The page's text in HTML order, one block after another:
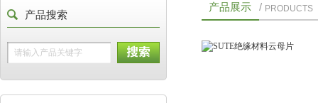
产品搜索
产品展示 / PRODUCTS